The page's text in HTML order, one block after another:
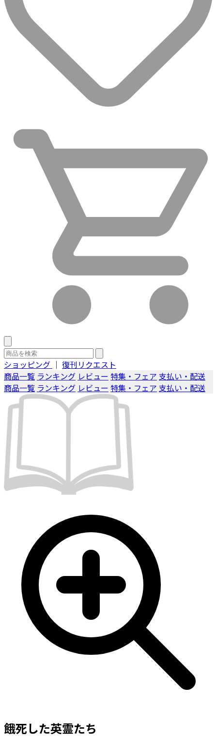
ショッピング ｜ 復刊リクエスト
商品一覧 ランキング レビュー 特集・フェア 支払い・配送
商品一覧 ランキング レビュー 特集・フェア 支払い・配送
餓死した英霊たち